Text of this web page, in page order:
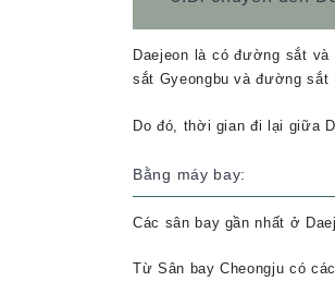
Daejeon là có đường sắt
sắt Gyeongbu và đường sắt
Do đó, thời gian đi lại giữa
Bằng máy bay:
Các sân bay gần nhất ở
Từ Sân bay Cheongju có